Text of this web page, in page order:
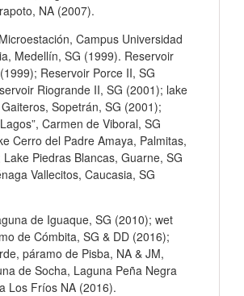
NA (2007).
Microestación, Campus Universidad
Medellín, SG (1999). Reservoir
Reservoir Porce II, SG
Riogrande II, SG (2001); lake
Sopetrán, SG (2001);
Carmen de Viboral, SG
Cerro del Padre Amaya, Palmitas,
Piedras Blancas, Guarne, SG
Vallecitos, Caucasia, SG
de Iguaque, SG (2010); wet
de Cómbita, SG & DD (2016);
páramo de Pisba, NA & JM,
de Socha, Laguna Peña Negra
Los Fríos NA (2016).